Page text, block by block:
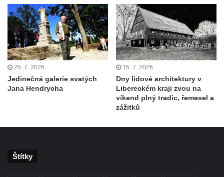
25. 7. 2026
Jedinečná galerie svatých
Jana Hendrycha
15. 7. 2026
Dny lidové architektury v
Libereckém kraji zvou na
víkend plný tradic, řemesel a
zážitků
Štítky